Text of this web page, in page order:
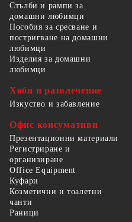
Стълби и рампи за
домашни любимци
Пособия за сресване и
постригване на домашни
любимци
Изделия за домашни
любимци
Хоби и развлечение
Изкуство и забавление
Офис консумативи
Презентационни материали
Регистриране и
организиране
Office Equipment
Куфари
Козметични и тоалетни
чанти
Раници